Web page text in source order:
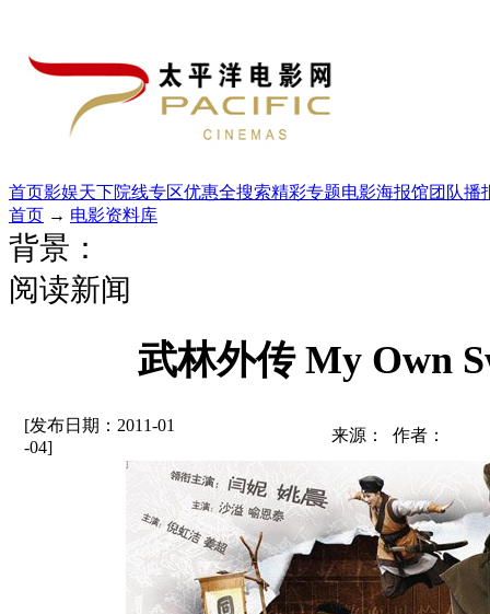
首页影娱天下院线专区优惠全搜索精彩专题电影海报馆团队播
首页 → 电影资料库
背景：
阅读新闻
武林外传 My Own
[发布日期：2011-01
-04]
来源： 作者：